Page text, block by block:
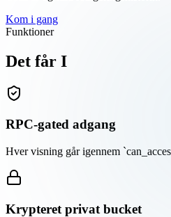
Kom i gang
Funktioner
Det får I
RPC-gated adgang
Hver visning går igennem
Krypteret privat bucket